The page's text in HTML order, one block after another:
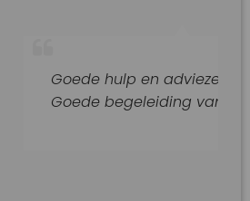
hulp en adviezen.
begeleiding van dit kantoor